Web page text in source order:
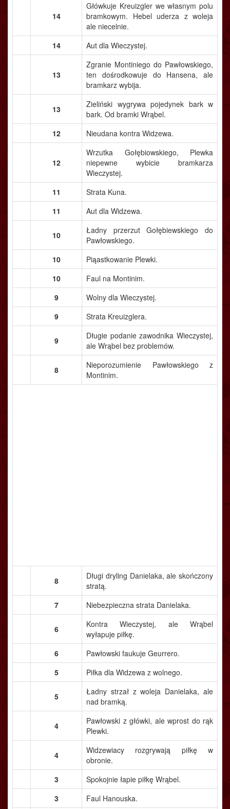
14
Główkuje Kreuizgler we własnym polu
bramkowym. Hebel uderza z woleja
ale niecelnie.
14
Aut dla Wieczystej.
13
Zgranie Montiniego do Pawłowskiego,
ten dośrodkowuje do Hansena, ale
bramkarz wybija.
13
Zieliński wygrywa pojedynek bark w
bark. Od bramki Wrąbel.
12
Nieudana kontra Widzewa.
12
Wrzutka Gołębiowskiego, Plewka
niepewne wybicie bramkarza
Wieczystej.
11
Strata Kuna.
11
Aut dla Widzewa.
10
Ładny przerzut Gołębiewskiego do
Pawłowskiego.
10
Piąastkowanie Plewki.
10
Faul na Montinim.
9
Wolny dla Wieczystej.
9
Strata Kreuizglera.
9
Długie podanie zawodnika Wieczystej,
ale Wrąbel bez problemów.
8
Nieporozumienie Pawłowskiego z
Montinim.
8
Długi dryling Danielaka, ale skończony
stratą.
7
Niebezpieczna strata Danielaka.
6
Kontra Wieczystej, ale Wrąbel
wyłapuje piłkę.
6
Pawłowski faukuje Geurrero.
5
Piłka dla Widzewa z wolnego.
5
Ładny strzał z woleja Danielaka, ale
nad bramką.
4
Pawłowski z główki, ale wprost do rąk
Plewki.
4
Widzewiacy rozgrywają piłkę w
obronie.
3
Spokojnie łapie piłkę Wrąbel.
3
Faul Hanouska.